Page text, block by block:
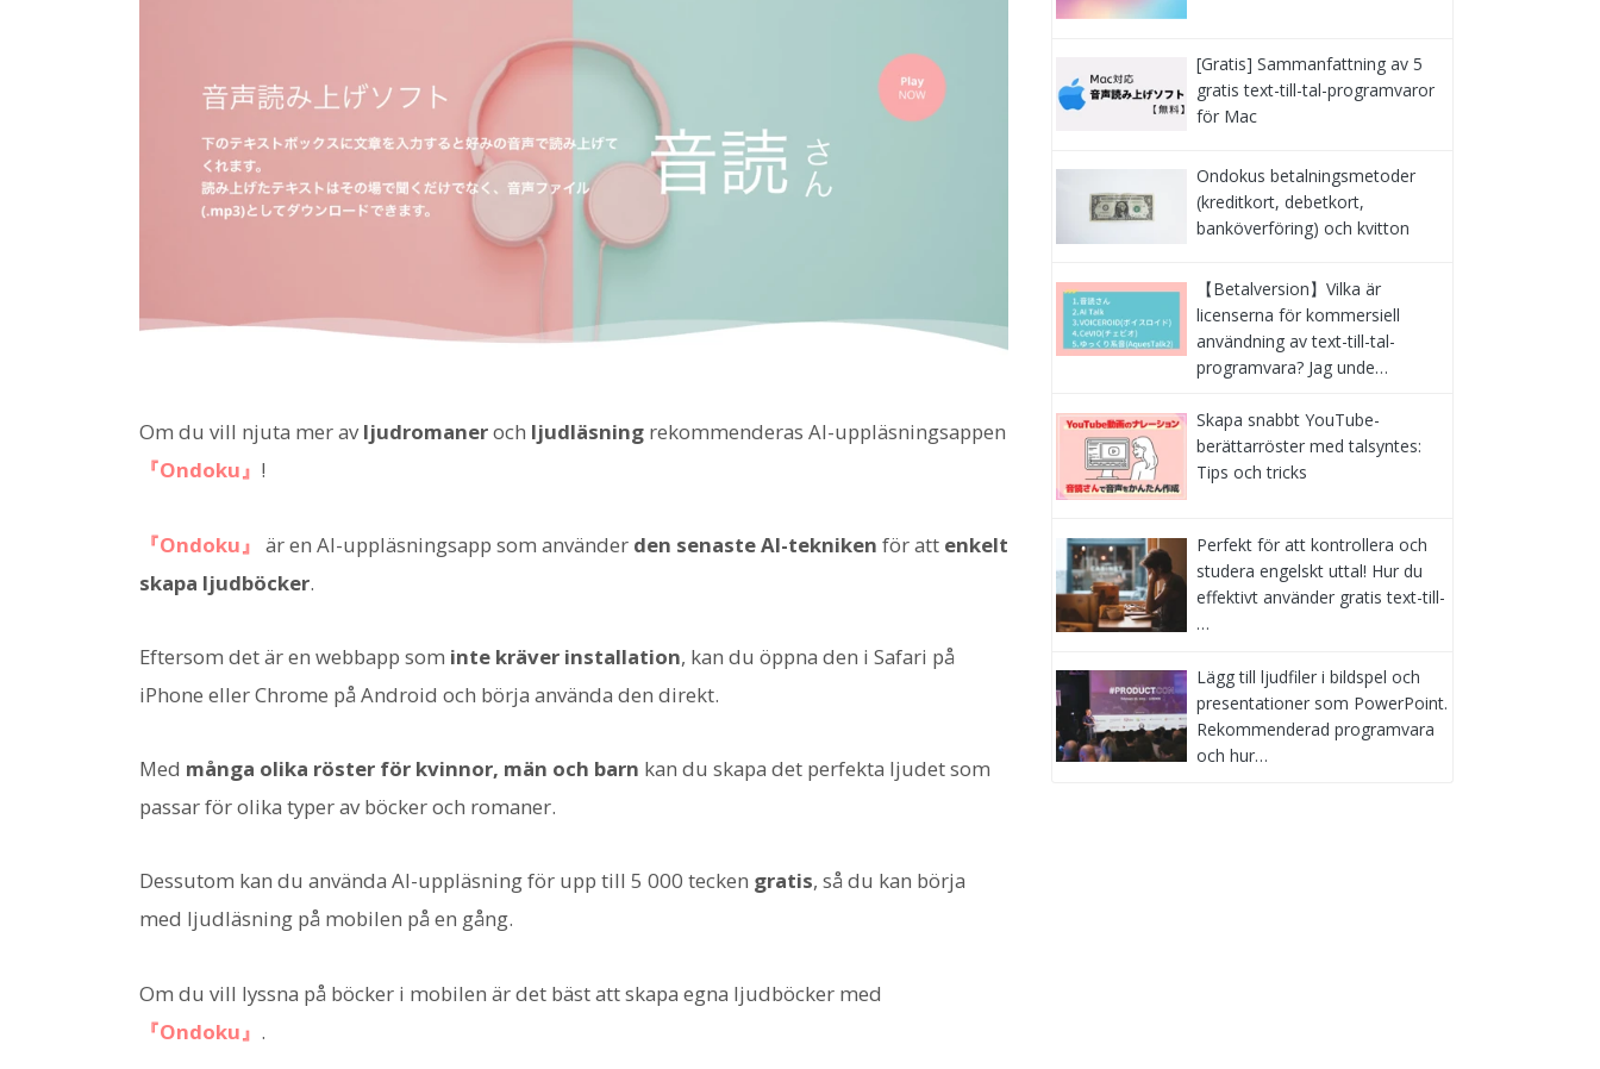
Om du vill njuta mer avljudromaneroch ljudläsning rekommenderas AI-uppläsningsappen
『Ondoku』 !
『Ondoku』 är en AI-uppläsningsapp som använder den senaste AI-tekniken för att enkelt
skapa ljudböcker.
Eftersom det är en webbapp som inte kräver installation, kan du öppna den i Safari på
iPhone eller Chrome på Android och börja använda den direkt.
Med många olika röster för kvinnor, män och barn kan du skapa det perfekta ljudet som
passar för olika typer av böcker och romaner.
Dessutom kan du använda AI-uppläsning för upp till 5 000 tecken gratis, så du kan börja
med ljudläsning på mobilen på en gång.
Om du vill lyssna på böcker i mobilen är det bäst att skapa egna ljudböcker med
『Ondoku』 .
[Gratis] Sammanfattning av 5
gratis text-till-tal-programvaror
för Mac
Ondokus betalningsmetoder
(kreditkort, debetkort,
banköverföring) och kvitton
【Betalversion】Vilka är
licenserna för kommersiell
användning av text-till-tal-
programvara? Jag unde…
Skapa snabbt YouTube-
berättarröster med talsyntes:
Tips och tricks
Perfekt för att kontrollera och
studera engelskt uttal! Hur du
effektivt använder gratis text-till-
…
Lägg till ljudfiler i bildspel och
presentationer som PowerPoint.
Rekommenderad programvara
och hur…